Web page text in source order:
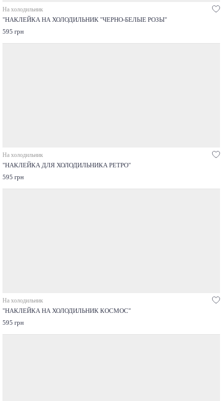
На холодильник
"НАКЛЕЙКА НА ХОЛОДИЛЬНИК "ЧЕРНО-БЕЛЫЕ РОЗЫ"
595 грн
На холодильник
"НАКЛЕЙКА ДЛЯ ХОЛОДИЛЬНИКА РЕТРО"
595 грн
На холодильник
"НАКЛЕЙКА НА ХОЛОДИЛЬНИК КОСМОС"
595 грн